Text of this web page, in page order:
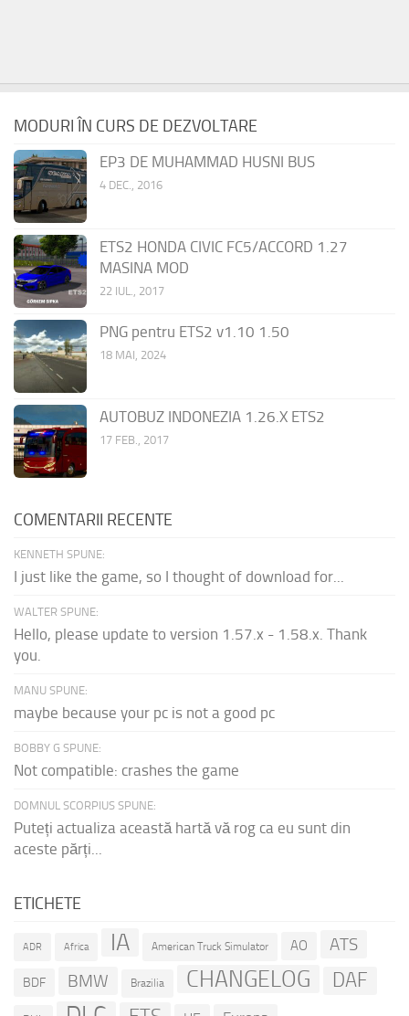
MODURI ÎN CURS DE DEZVOLTARE
EP3 DE MUHAMMAD HUSNI BUS
4 DEC., 2016
ETS2 HONDA CIVIC FC5/ACCORD 1.27
MASINA MOD
22 IUL., 2017
PNG pentru ETS2 v1.10 1.50
18 MAI, 2024
AUTOBUZ INDONEZIA 1.26.X ETS2
17 FEB., 2017
COMENTARII RECENTE
KENNETH SPUNE:
I just like the game, so I thought of download for...
WALTER SPUNE:
Hello, please update to version 1.57.x - 1.58.x. Thank
you.
MANU SPUNE:
maybe because your pc is not a good pc
BOBBY G SPUNE:
Not compatible: crashes the game
DOMNUL SCORPIUS SPUNE:
Puteți actualiza această hartă vă rog ca eu sunt din
aceste părți...
ETICHETE
ADR Africa IA American Truck Simulator AO ATS
BDF BMW Brazilia CHANGELOG DAF